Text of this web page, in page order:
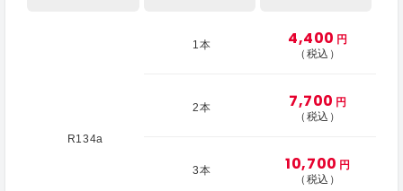
R134a
1本 4,400 円
（税込）
2本 7,700 円
（税込）
3本 10,700 円
（税込）